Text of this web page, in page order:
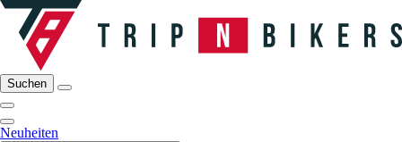
Suchen
Neuheiten